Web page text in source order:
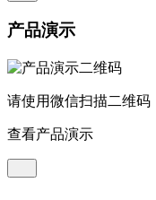
产品演示
请使用微信扫描二维码
查看产品演示